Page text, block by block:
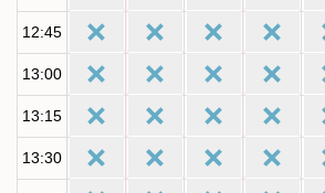
12:45
13:00
13:15
13:30